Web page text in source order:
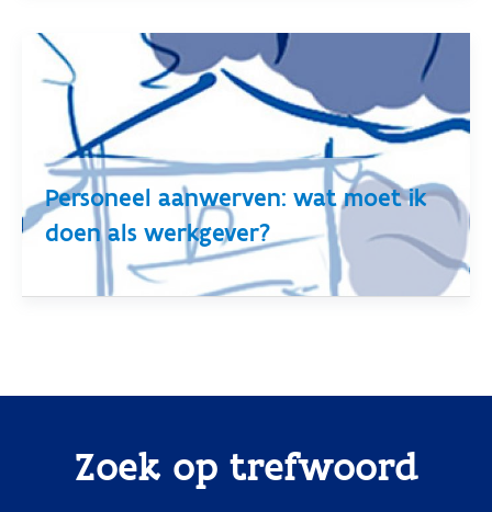
Personeel aanwerven: wat moet ik
doen als werkgever?
Zoek op trefwoord